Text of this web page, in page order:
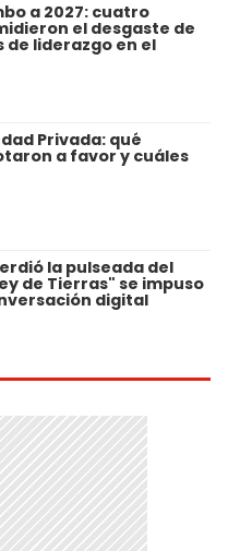
a 2027: cuatro
el desgaste de
de liderazgo en el
Privada: qué
a favor y cuáles
la pulseada del
de Tierras" se impuso
digital